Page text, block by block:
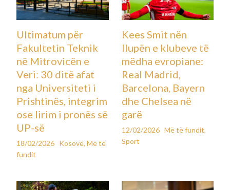
Ultimatum për
Fakultetin Teknik
në Mitrovicën e
Veri: 30 ditë afat
nga Universiteti i
Prishtinës, integrim
ose lirim i pronës së
UP-së
18/02/2026 Kosovë,Më të
fundit
Kees Smit nën
llupën e klubeve të
mëdha evropiane:
Real Madrid,
Barcelona, Bayern
dhe Chelsea në
garë
12/02/2026 Më të fundit,
Sport